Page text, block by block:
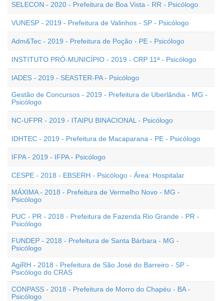
SELECON - 2020 - Prefeitura de Boa Vista - RR - Psicólogo
VUNESP - 2019 - Prefeitura de Valinhos - SP - Psicólogo
Adm&Tec - 2019 - Prefeitura de Poção - PE - Psicólogo
INSTITUTO PRÓ-MUNICÍPIO - 2019 - CRP 11ª - Psicólogo
IADES - 2019 - SEASTER-PA - Psicólogo
Gestão de Concursos - 2019 - Prefeitura de Uberlândia - MG -
Psicólogo
NC-UFPR - 2019 - ITAIPU BINACIONAL - Psicólogo
IDHTEC - 2019 - Prefeitura de Macaparana - PE - Psicólogo
IFPA - 2019 - IFPA - Psicólogo
CESPE - 2018 - EBSERH - Psicólogo - Área: Hospitalar
MÁXIMA - 2018 - Prefeitura de Vermelho Novo - MG -
Psicólogo
PUC - PR - 2018 - Prefeitura de Fazenda Rio Grande - PR -
Psicólogo
FUNDEP - 2018 - Prefeitura de Santa Bárbara - MG -
Psicólogo
AgiRH - 2018 - Prefeitura de São José do Barreiro - SP -
Psicólogo do CRAS
CONPASS - 2018 - Prefeitura de Morro do Chapéu - BA -
Psicólogo